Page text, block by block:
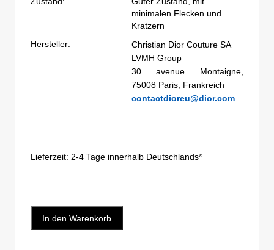
minimalen Flecken und
Kratzern
Hersteller:
Christian Dior Couture SA
LVMH Group
30 avenue Montaigne,
75008 Paris, Frankreich
contactdioreu@dior.com
Lieferzeit: 2-4 Tage innerhalb Deutschlands*
In den Warenkorb